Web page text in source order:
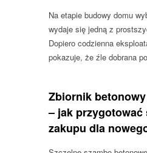
Na etapie budowy domu
wydaje się jedną z
Dopiero codzienna
pokazuje, że źle dobrana
Zbiornik
– jak przygotować
zakupu dla